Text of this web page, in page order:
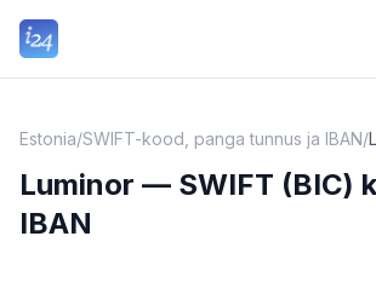
Estonia/SWIFT-kood, panga tunnus ja IBAN/
Luminor — SWIFT (BIC)
IBAN